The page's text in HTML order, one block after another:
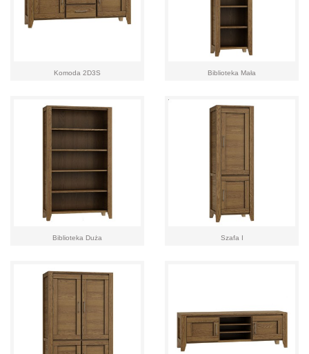
Komoda 2D3S Biblioteka Mała
Biblioteka Duża Szafa I